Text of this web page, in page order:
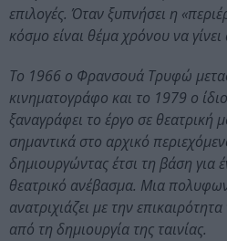
επιλογές. Όταν ξυπνήσει η
κόσμο είναι θέμα χρόνου να
Το 1966 ο Φρανσουά Τρυφώ
κινηματογράφο και το 1979 ο
ξαναγράφει το έργο σε θεατρική
σημαντικά στο αρχικό
δημιουργώντας έτσι τη βάση για
θεατρικό ανέβασμα. Μια
ανατριχιάζει με την
από τη δημιουργία της ταινίας.